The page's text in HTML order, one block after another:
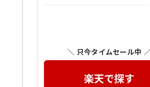
＼ 只今タイムセール中
楽天で探す